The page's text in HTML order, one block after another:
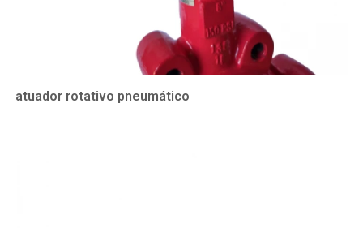
atuador rotativo pneumático